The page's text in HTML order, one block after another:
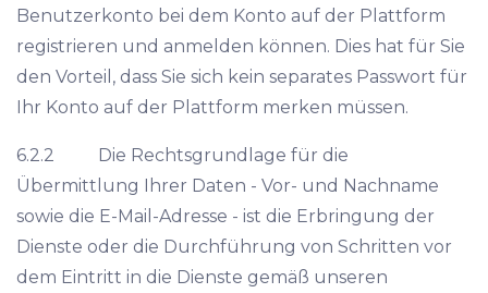
Benutzerkonto bei dem Konto auf der Plattform
registrieren und anmelden können. Dies hat für Sie
den Vorteil, dass Sie sich kein separates Passwort für
Ihr Konto auf der Plattform merken müssen.
6.2.2 Die Rechtsgrundlage für die
Übermittlung Ihrer Daten - Vor- und Nachname
sowie die E-Mail-Adresse - ist die Erbringung der
Dienste oder die Durchführung von Schritten vor
dem Eintritt in die Dienste gemäß unseren